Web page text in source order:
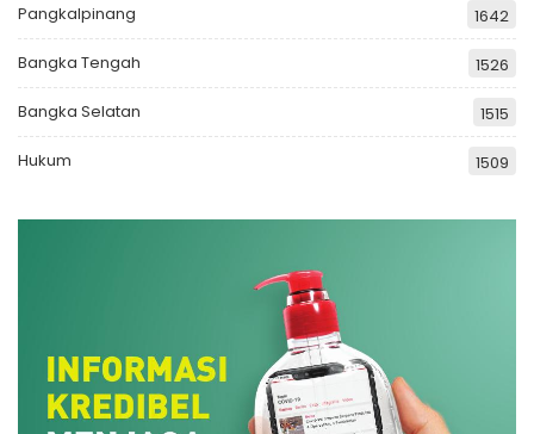
Pangkalpinang 1642
Bangka Tengah 1526
Bangka Selatan 1515
Hukum 1509